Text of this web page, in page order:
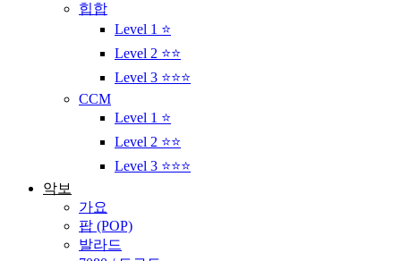
힙합
Level 1 ⭐
Level 2 ⭐⭐
Level 3 ⭐⭐⭐
CCM
Level 1 ⭐
Level 2 ⭐⭐
Level 3 ⭐⭐⭐
악보
가요
팝 (POP)
발라드